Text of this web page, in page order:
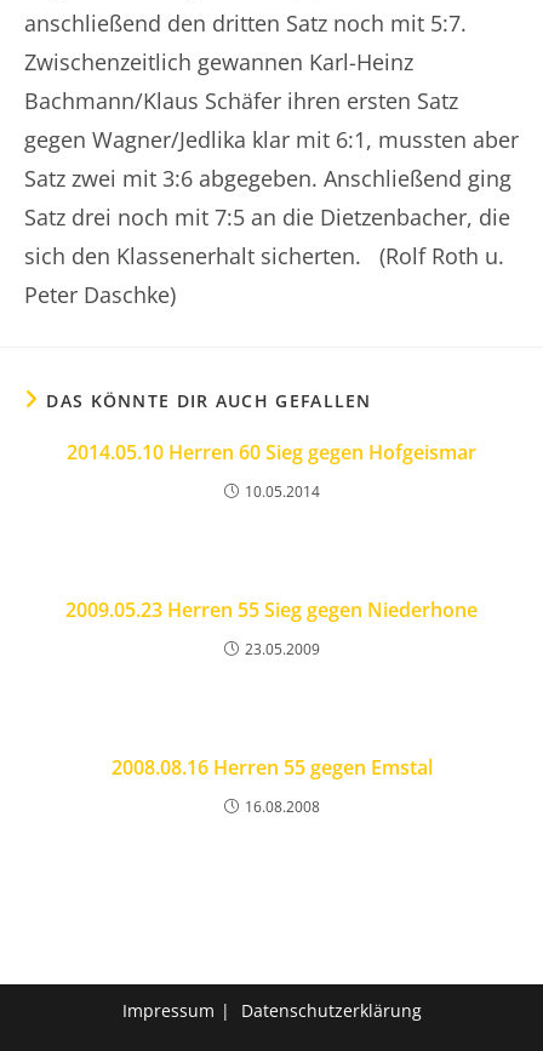
anschließend den dritten Satz noch mit 5:7.
Zwischenzeitlich gewannen Karl-Heinz
Bachmann/Klaus Schäfer ihren ersten Satz
gegen Wagner/Jedlika klar mit 6:1, mussten aber
Satz zwei mit 3:6 abgegeben. Anschließend ging
Satz drei noch mit 7:5 an die Dietzenbacher, die
sich den Klassenerhalt sicherten. (Rolf Roth u.
Peter Daschke)
DAS KÖNNTE DIR AUCH GEFALLEN
2014.05.10 Herren 60 Sieg gegen Hofgeismar
10.05.2014
2009.05.23 Herren 55 Sieg gegen Niederhone
23.05.2009
2008.08.16 Herren 55 gegen Emstal
16.08.2008
Impressum Datenschutzerklärung